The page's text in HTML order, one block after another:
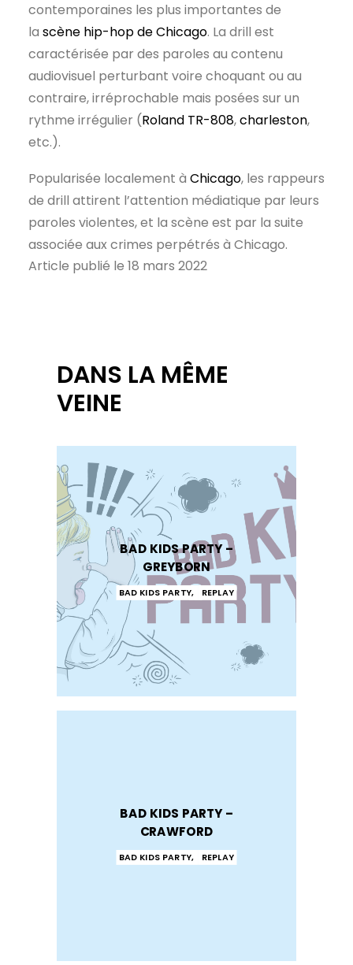
contemporaines les plus importantes de
la scène hip-hop de Chicago. La drill est
caractérisée par des paroles au contenu
audiovisuel perturbant voire choquant ou au
contraire, irréprochable mais posées sur un
rythme irrégulier (Roland TR-808,charleston,
etc.).
Popularisée localement à Chicago, les rappeurs
de drill attirent l’attention médiatique par leurs
paroles violentes, et la scène est par la suite
associée aux crimes perpétrés à Chicago.
Article publié le 18 mars 2022
DANS LA MÊME
VEINE
BAD KIDS PARTY –
GREYBORN
BAD KIDS PARTY, REPLAY
BAD KIDS PARTY –
CRAWFORD
BAD KIDS PARTY, REPLAY